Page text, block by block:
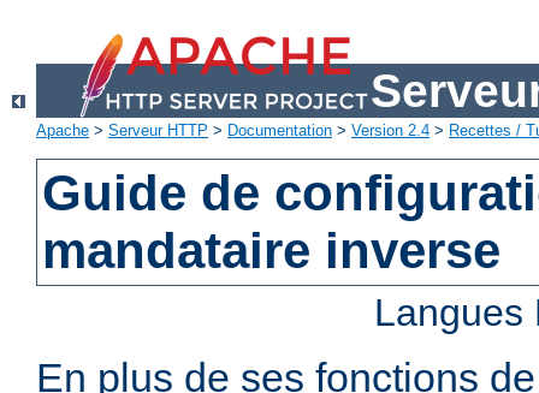
Apache > Serveur HTTP > Documentation > Version 2.4 > Recettes /
Guide de
mandataire inverse
En plus de ses fonctions